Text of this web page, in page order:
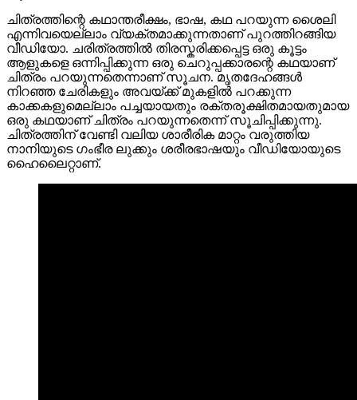
ചിത്രത്തിന്റെ കഥാന്തരീക്ഷം, ഭാഷ, കഥ പറയുന്ന ശൈലി
എന്നിവയെല്ലാം വ്യക്തമാക്കുന്നതാണ് പുറത്തിറങ്ങിയ
വീഡിയോ. ചരിത്രത്തിൽ തിരസ്കരിക്കപ്പെട്ട ഒരു കൂട്ടം
ആളുകളെ ഒന്നിപ്പിക്കുന്ന ഒരു ചെറുപ്പക്കാരന്റെ കഥയാണ്
ചിത്രം പറയുന്നതെന്നാണ് സൂചന. മൃതദേഹങ്ങൾ
നിറഞ്ഞ ചേരികളും അവയ്ക്ക് മുകളിൽ പറക്കുന്ന
കാക്കകളുമെല്ലാം പച്ചയായതും രക്തരൂക്ഷിതമായതുമായ
ഒരു കഥയാണ് ചിത്രം പറയുന്നതെന്ന് സൂചിപ്പിക്കുന്നു.
ചിത്രത്തിന് വേണ്ടി വലിയ ശാരീരിക മാറ്റം വരുത്തിയ
നാനിയുടെ ഗംഭീര ലുക്കും ശരീരഭാഷയും വീഡിയോയുടെ
ഹൈലൈറ്റാണ്.